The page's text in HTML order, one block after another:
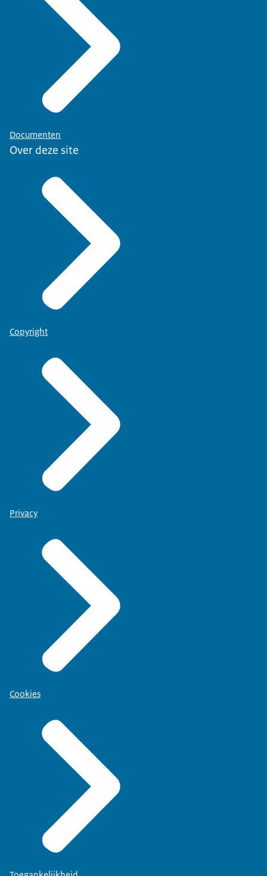
Documenten
Over deze site
Copyright
Privacy
Cookies